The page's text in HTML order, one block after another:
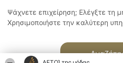
Ψάχνετε επιχείρηση; Ελέγξτε τη
Χρησιμοποιήστε την καλύτερη